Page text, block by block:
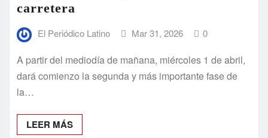
carretera
El Periódico Latino Mar 31, 2026 0
A partir del mediodía de mañana, miércoles 1 de abril,
dará comienzo la segunda y más importante fase de
la…
LEER MÁS